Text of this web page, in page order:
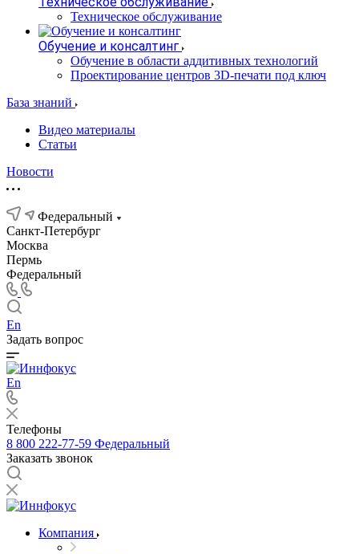
Техническое обслуживание
Обучение и консалтинг
Обучение в области аддитивных технологий
Проектирование центров 3D-печати под ключ
База знаний
Видео материалы
Статьи
Новости
Федеральный
Санкт-Петербург
Москва
Пермь
Федеральный
En
Задать вопрос
En
Телефоны
8 800 222-77-59 Федеральный
Заказать звонок
Компания